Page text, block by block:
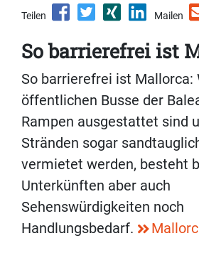
Teilen Mailen
So barrierefrei ist
So barrierefrei ist Mallorca:
öffentlichen Busse der
Rampen ausgestattet sind
Stränden sogar
vermietet werden, besteht
Unterkünften aber auch
Sehenswürdigkeiten noch
Handlungsbedarf.